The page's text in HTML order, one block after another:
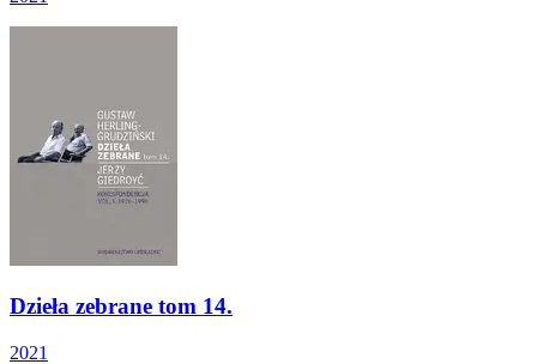
Dzieła zebrane tom 14.
2021